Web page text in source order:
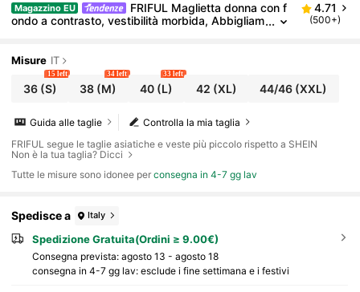
Magazzino EU
FRIFUL Maglietta donna con f
ondo a contrasto, vestibilità morbida, Abbigliam
4.71
(500+)
Misure IT
36(S)
15 left
38 (M)
34 left
40(L)
33 left
42 (XL) 44/46 (XXL)
Controlla la mia taglia
Guida alle taglie
FRIFUL segue le taglie asiatiche e veste più piccolo rispetto a SHEIN
Non è la tua taglia? Dicci
Tutte le misure sono idonee perconsegna in 4-7 gg lav
Spedisce a Italy
Spedizione Gratuita(Ordini ≥ 9.00€)
Consegna prevista: agosto 13 - agosto 18
consegna in 4-7 gg lav: esclude i fine settimana e i festivi